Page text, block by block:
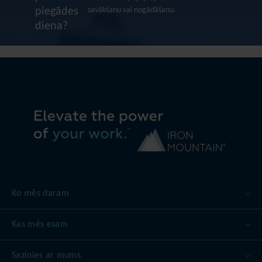
piegādes
diena?
savākšanu vai nogādāšanu.
Ko mēs daram
Kas mēs esam
Sazinies ar mums